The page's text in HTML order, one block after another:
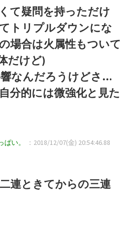
て疑問を持っただけ
トリプルダウンにな
場合は火属性もついて
だけど)
なんだろうけどさ…
分的には微強化と見た
ぱい。
：2018/12/07(金) 20:54:46.88
二連ときてからの三連